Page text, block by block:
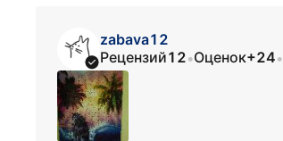
zabava12
Рецензий12•Оценок+24•